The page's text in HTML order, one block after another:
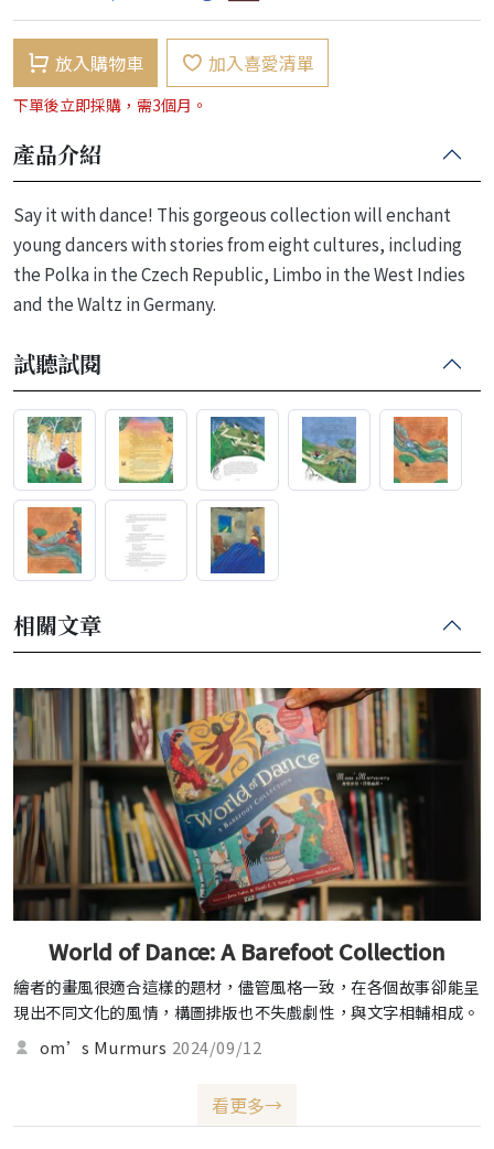
放入購物車 加入喜愛清單
下單後立即採購，需3個月。
產品介紹
Say it with dance! This gorgeous collection will enchant
young dancers with stories from eight cultures, including
the Polka in the Czech Republic, Limbo in the West Indies
and the Waltz in Germany.
試聽試閱
相關文章
World of Dance: A Barefoot Collection
繪者的畫風很適合這樣的題材，儘管風格一致，在各個故事卻能呈
現出不同文化的風情，構圖排版也不失戲劇性，與文字相輔相成。
加上她擅長運用來自不同媒材的圖騰點綴在圖畫裡，異國情調更顯
濃郁。除了實體書包含的精美圖文外，還有英國女演員茱麗葉史蒂
om’s Murmurs 2024/09/12
看更多→